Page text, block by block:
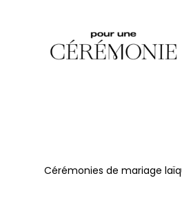
Cérémonies de mariage